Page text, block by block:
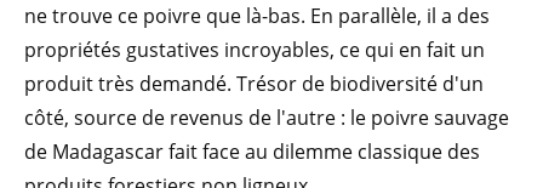
ne trouve ce poivre que là-bas. En parallèle, il a des
propriétés gustatives incroyables, ce qui en fait un
produit très demandé. Trésor de biodiversité d'un
côté, source de revenus de l'autre : le poivre sauvage
de Madagascar fait face au dilemme classique des